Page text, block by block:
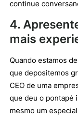
continue
4.
mais
Quando estamos
que depositemos
CEO de uma
que deu o pontapé
mesmo um